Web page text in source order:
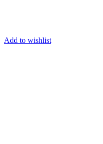
Add to wishlist